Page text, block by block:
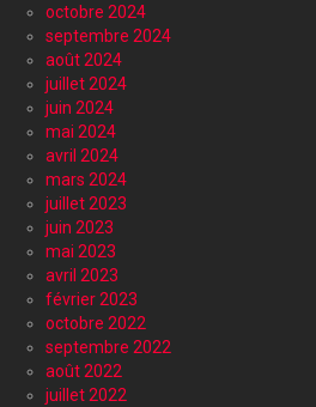
octobre 2024
septembre 2024
août 2024
juillet 2024
juin 2024
mai 2024
avril 2024
mars 2024
juillet 2023
juin 2023
mai 2023
avril 2023
février 2023
octobre 2022
septembre 2022
août 2022
juillet 2022